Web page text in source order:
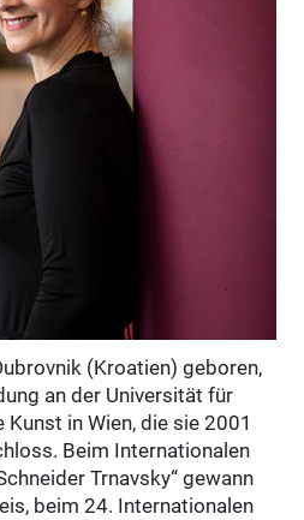
(Kroatien) geboren,
an der Universität für
in Wien, die sie 2001
Beim Internationalen
Trnavsky“ gewann
beim 24. Internationalen